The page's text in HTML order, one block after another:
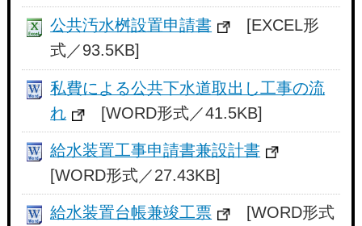
公共汚水桝設置申請書
[EXCEL形
式／93.5KB]
私費による公共下水道取出し工事の流
れ
[WORD形式／41.5KB]
給水装置工事申請書兼設計書
[WORD形式／27.43KB]
給水装置台帳兼竣工票
[WORD形式